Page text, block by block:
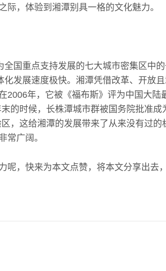
，体验到湘潭别具一格的文化魅力。
国重点支持发展的七大城市密集区中的
发展速度极快。湘潭凭借改革、开放且
2006年，它被《福布斯》评为中国大陆
的时候，长株潭城市群被国务院批准成
，这给湘潭的发展带来了从来没有过的
常广阔。
呢，快来为本文点赞，将本文分享出去